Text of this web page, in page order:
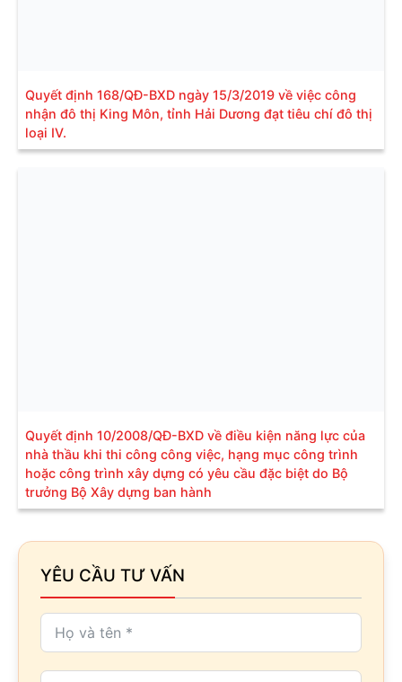
Quyết định 168/QĐ-BXD ngày 15/3/2019 về việc công
nhận đô thị King Môn, tỉnh Hải Dương đạt tiêu chí đô thị
loại IV.
Quyết định 10/2008/QĐ-BXD về điều kiện năng lực của
nhà thầu khi thi công công việc, hạng mục công trình
hoặc công trình xây dựng có yêu cầu đặc biệt do Bộ
trưởng Bộ Xây dựng ban hành
YÊU CẦU TƯ VẤN